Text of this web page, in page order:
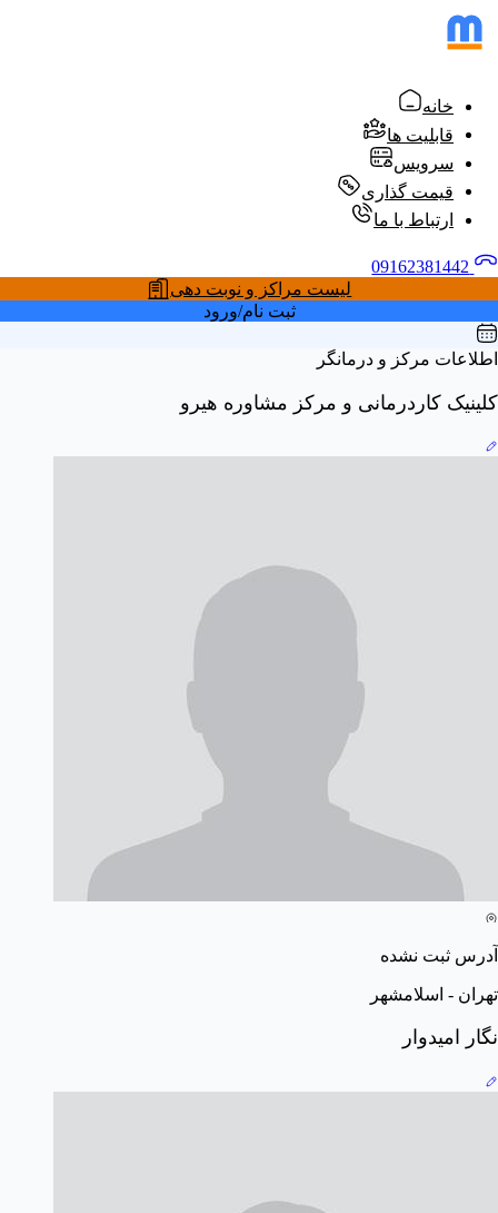
خانه
قابلیت ها
سرویس
قیمت گذاری
ارتباط با ما
لیست مراکز و نوبت دهی
ثبت نام/ورود
اطلاعات مرکز و درمانگر
کلینیک کاردرمانی و مرکز مشاوره هیرو
آدرس ثبت نشده
تهران - اسلامشهر
نگار امیدوار